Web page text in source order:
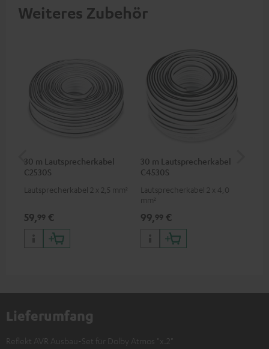
Weiteres Zubehör
30 m Lautsprecherkabel
C2530S
Lautsprecherkabel 2 x 2,5 mm²
59,99 €
30 m Lautsprecherkabel
C4530S
Lautsprecherkabel 2 x 4,0
mm²
99,99 €
Lieferumfang
Reflekt AVR Ausbau-Set für Dolby Atmos "x.2"